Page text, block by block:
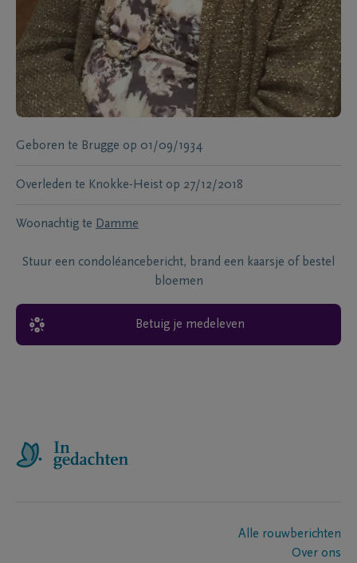
Geboren te Brugge op 01/09/1934
Overleden te Knokke-Heist op 27/12/2018
Woonachtig te Damme
Stuur een condoléancebericht, brand een kaarsje of bestel
bloemen
Betuig je medeleven
Alle rouwberichten
Over ons